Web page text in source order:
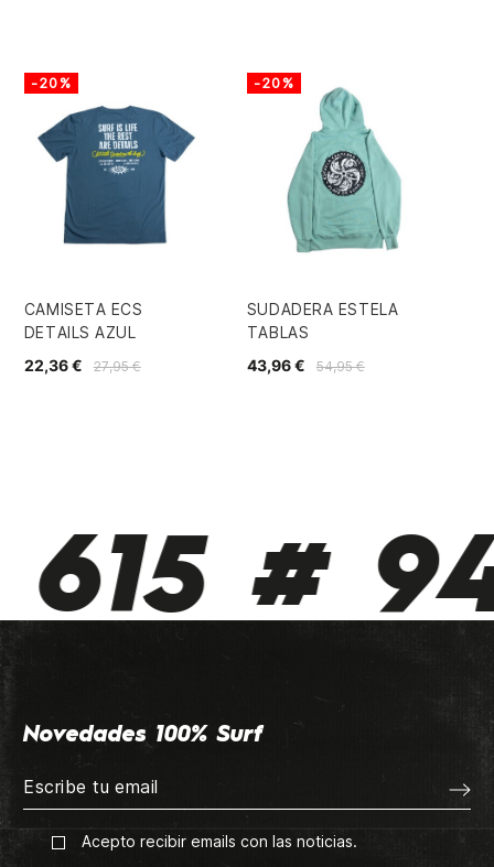
CAMISETA ECS
DETAILS AZUL
27,95 €
22,36 €
-20%
SUDADERA ESTELA
TABLAS
54,95 €
43,96 €
-20%
#
Novedades 100% Surf
Acepto recibir emails con las noticias.